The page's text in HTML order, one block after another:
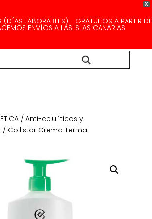
X
LABORABLES) - GRATUITOS A PARTIR DE
ENVÍOS A LAS ISLAS CANARIAS
/ Anti-celulíticos y
/ Collistar Crema Termal